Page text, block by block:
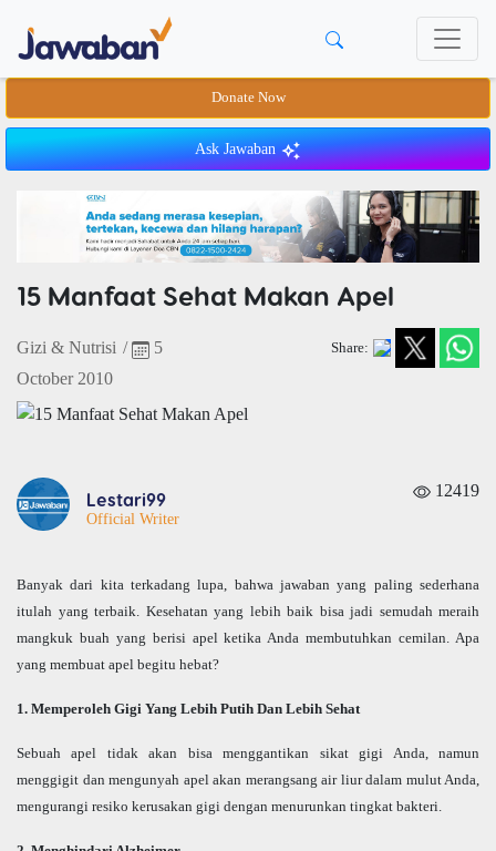
Donate Now
Ask Jawaban
15 Manfaat Sehat Makan Apel
Gizi & Nutrisi /
5
October 2010
Share:
Lestari99
Official Writer
12419
Banyak dari kita terkadang lupa, bahwa jawaban yang paling sederhana
itulah yang terbaik. Kesehatan yang lebih baik bisa jadi semudah meraih
mangkuk buah yang berisi apel ketika Anda membutuhkan cemilan. Apa
yang membuat apel begitu hebat?
1. Memperoleh Gigi Yang Lebih Putih Dan Lebih Sehat
Sebuah apel tidak akan bisa menggantikan sikat gigi Anda, namun
menggigit dan mengunyah apel akan merangsang air liur dalam mulut Anda,
mengurangi resiko kerusakan gigi dengan menurunkan tingkat bakteri.